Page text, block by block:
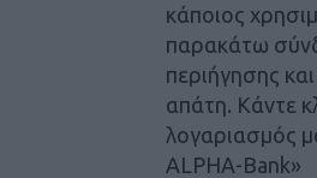
κάποιος
παρακάτω
περιήγησης
απάτη. Κάντε
λογαριασμός
ALPHA-Bank»